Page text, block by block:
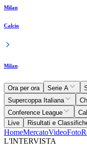
Milan
Calcio
Milan
Ora per ora Serie A
Supercoppa Italiana
Conference League
Live
Risultati e
HomeMercatoVideoFoto
L'INTERVISTA